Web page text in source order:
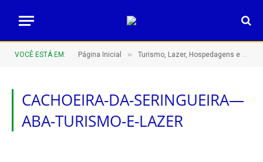
VOCÊ ESTÁ EM: Página Inicial » Turismo, Lazer, Hospedagens e Restaurantes
CACHOEIRA-DA-SERINGUEIRA—
ABA-TURISMO-E-LAZER